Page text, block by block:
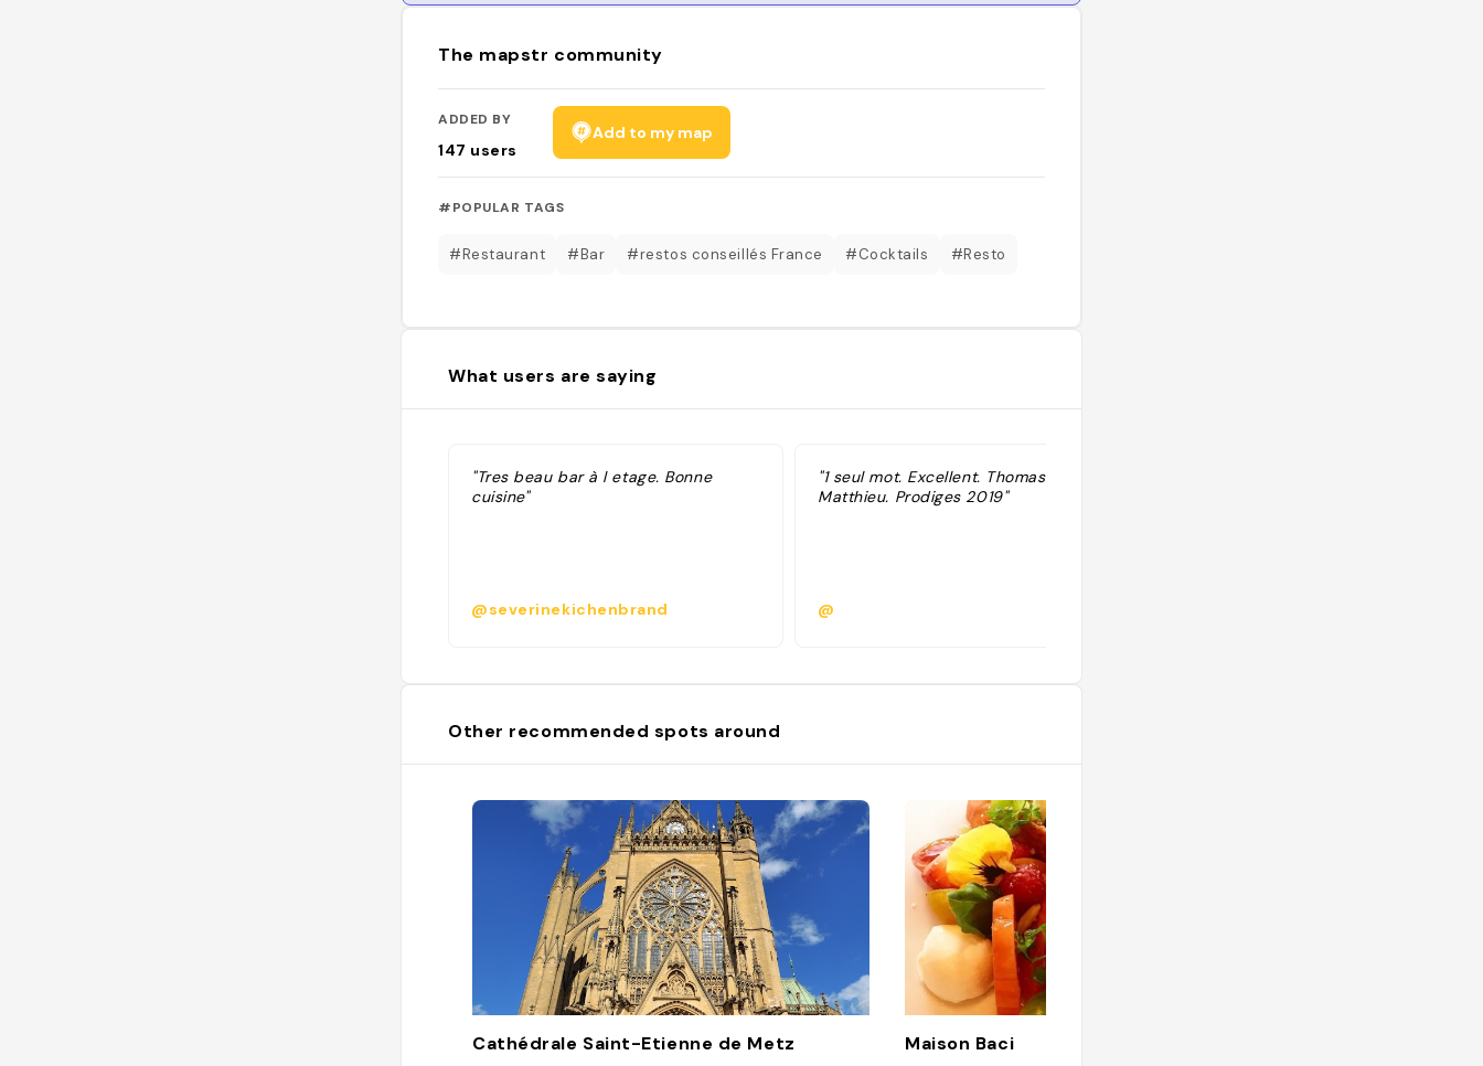
The mapstr community
ADDED BY
147 users
Add to my map
#POPULAR TAGS
#Restaurant #Bar #restos conseillés France #Cocktails #Resto
What users are saying
"Tres beau bar à l etage. Bonne
cuisine"
@severinekichenbrand
"1 seul mot. Excellent. Thomas Luc
Matthieu. Prodiges 2019"
@
Other recommended spots around
Cathédrale Saint-Etienne de Metz Maison Baci